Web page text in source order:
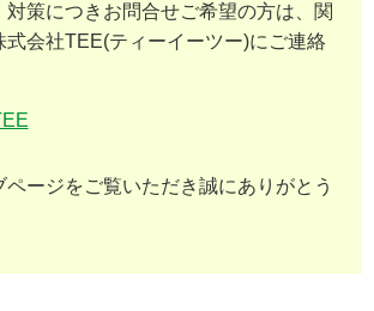
対策につきお問合せご希望の方は、関
式会社TEE(ティーイーツー)にご連絡
ページをご覧いただき誠にありがとう